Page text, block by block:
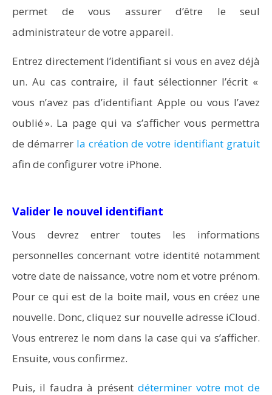
permet de vous assurer d’être le seul
administrateur de votre appareil.
Entrez directement l’identifiant si vous en avez déjà
un. Au cas contraire, il faut sélectionner l’écrit «
vous n’avez pas d’identifiant Apple ou vous l’avez
oublié ». La page qui va s’afficher vous permettra
de démarrer la création de votre identifiant gratuit
afin de configurer votre iPhone.
Valider le nouvel identifiant
Vous devrez entrer toutes les informations
personnelles concernant votre identité notamment
votre date de naissance, votre nom et votre prénom.
Pour ce qui est de la boite mail, vous en créez une
nouvelle. Donc, cliquez sur nouvelle adresse iCloud.
Vous entrerez le nom dans la case qui va s’afficher.
Ensuite, vous confirmez.
Puis, il faudra à présent déterminer votre mot de